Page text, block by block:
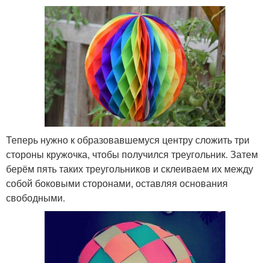
Теперь нужно к образовавшемуся центру сложить три
стороны кружочка, чтобы получился треугольник. Затем
берём пять таких треугольников и склеиваем их между
собой боковыми сторонами, оставляя основания
свободными.